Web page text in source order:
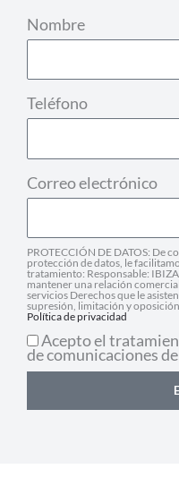
Nombre
Teléfono
Correo electrónico
PROTECCIÓN DE DATOS: De
protección de datos, le
tratamiento: Responsable:
mantener una relación
servicios Derechos que le
supresión, limitación y
Política de privacidad
Acepto el
de comunicaciones